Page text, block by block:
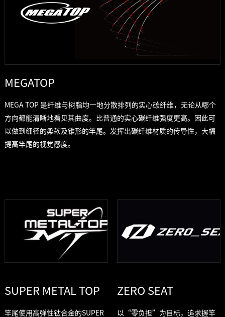
MEGATOP
MEGA TOP 是纤维与树脂均一地分散排列的实心碳纤维，无论从哪个
方向都能清晰地看见其曲度。比普通的实心碳纤维强度更高。因此可
以做到细径的柔软及锥形的竿尾。发挥出碳纤维材质的传导性，大幅
提高竿尾的视觉感度。
SUPER METAL TOP
竿尾使用高弹性钛合金的SUPER
ZERO SEAT
以“零负担”为目标，追求握竿